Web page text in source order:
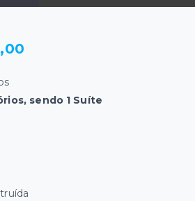
sendo 1 Suíte